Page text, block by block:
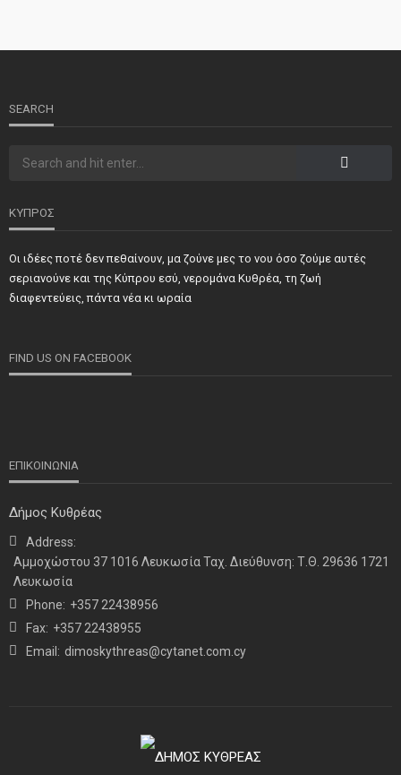
ΣΗΜΑΝΤΙΚΑ ΤΕΛΕΥΤΑΙΑ ΝΕΑ
Τιμήθηκαν και φέτος προσωπικότητες και φορείς των
ΝΕΑ ΤΕΛΕΥΤΑΙΑ ΝΕΑ
Η παρουσία μας στο 41ο Συνέδριο της ΠΣΕΚΑ στην
Ουάσινγκτον
SEARCH
ΚΥΠΡΟΣ
Οι ιδέες ποτέ δεν πεθαίνουν, μα ζούνε μες το νου όσο ζούμε αυτές
σεριανούνε και της Κύπρου εσύ, νερομάνα Κυθρέα, τη ζωή
διαφεντεύεις, πάντα νέα κι ωραία
FIND US ON FACEBOOK
ΕΠΙΚΟΙΝΩΝΙΑ
Δήμος Κυθρέας
Address:
Αμμοχώστου 37 1016 Λευκωσία Ταχ. Διεύθυνση: Τ.Θ. 29636 1721
Λευκωσία
Phone: +357 22438956
Fax: +357 22438955
Email: dimoskythreas@cytanet.com.cy